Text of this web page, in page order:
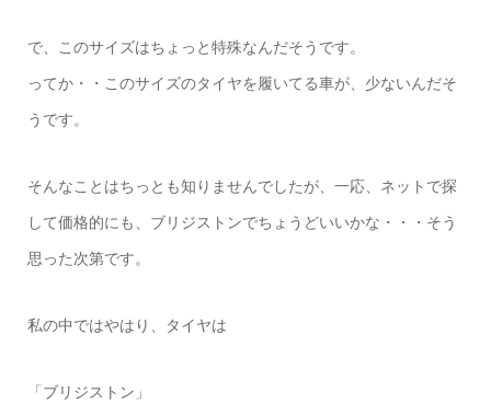
で、このサイズはちょっと特殊なんだそうです。
ってか・・このサイズのタイヤを履いてる車が、少ないんだそ
うです。
そんなことはちっとも知りませんでしたが、一応、ネットで探
して価格的にも、ブリジストンでちょうどいいかな・・・そう
思った次第です。
私の中ではやはり、タイヤは
「ブリジストン」